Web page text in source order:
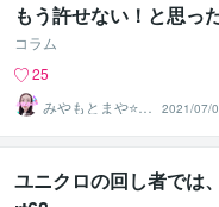
もう許せない！と思っ
コラム
25
みやもとまや⭐悩
み相談
2021/07/
ユニクロの回し者で